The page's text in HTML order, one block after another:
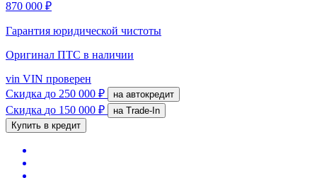
870 000 ₽
Гарантия юридической чистоты
Оригинал ПТС в наличии
vin VIN проверен
Скидка до 250 000 ₽ на автокредит
Скидка до 150 000 ₽
на Trade-In
Купить в кредит